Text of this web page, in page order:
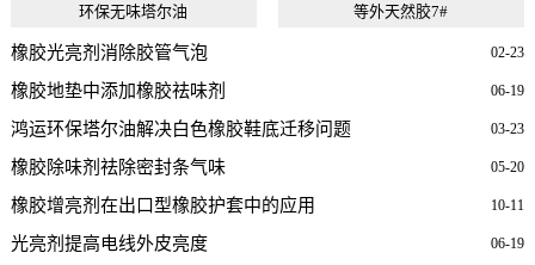
环保无味塔尔油 等外天然胶7#
02-23
橡胶光亮剂消除胶管气泡
06-19
橡胶地垫中添加橡胶祛味剂
03-23
鸿运环保塔尔油解决白色橡胶鞋底迁移问题
05-20
橡胶除味剂祛除密封条气味
10-11
橡胶增亮剂在出口型橡胶护套中的应用
06-19
光亮剂提高电线外皮亮度